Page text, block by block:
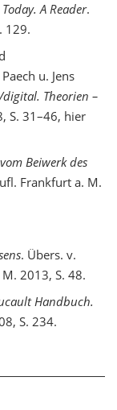
A Reader.
129.
u. Jens
Theorien –
S. 31–46, hier
Beiwerk des
Frankfurt a. M.
. Übers. v.
2013, S. 48.
Handbuch.
S. 234.